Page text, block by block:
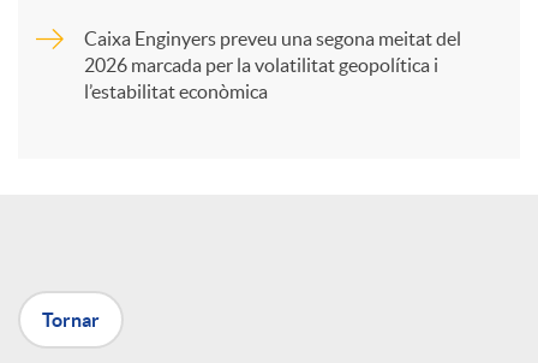
X
Caixa Enginyers preveu una segona meitat del
2026 marcada per la volatilitat geopolítica i
l’estabilitat econòmica
Tornar